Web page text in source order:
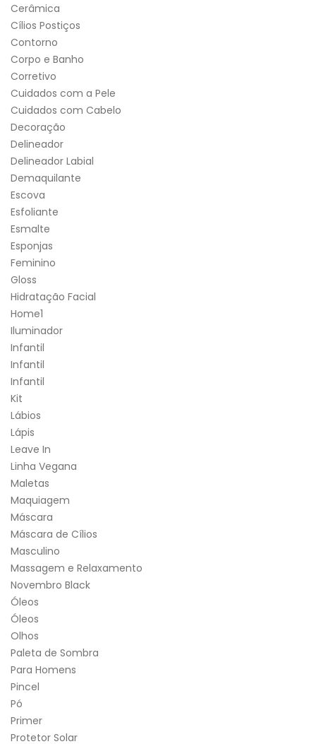
Cerâmica
Cílios Postiços
Contorno
Corpo e Banho
Corretivo
Cuidados com a Pele
Cuidados com Cabelo
Decoração
Delineador
Delineador Labial
Demaquilante
Escova
Esfoliante
Esmalte
Esponjas
Feminino
Gloss
Hidratação Facial
Home1
Iluminador
Infantil
Infantil
Infantil
Kit
Lábios
Lápis
Leave In
Linha Vegana
Maletas
Maquiagem
Máscara
Máscara de Cílios
Masculino
Massagem e Relaxamento
Novembro Black
Óleos
Óleos
Olhos
Paleta de Sombra
Para Homens
Pincel
Pó
Primer
Protetor Solar